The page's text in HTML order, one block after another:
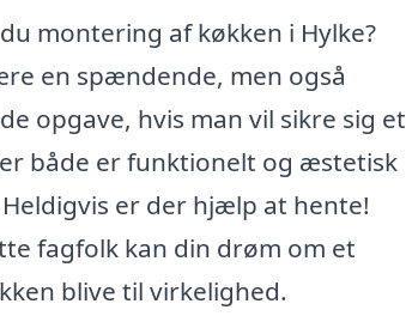
montering af køkken i Hylke?
en spændende, men også
opgave, hvis man vil sikre sig et
både er funktionelt og æstetisk
er der hjælp at hente!
fagfolk kan din drøm om et
blive til virkelighed.